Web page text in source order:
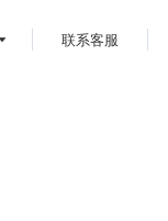
联系客服